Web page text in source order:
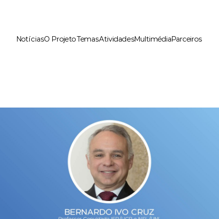
NotíciasO ProjetoTemasAtividadesMultimédiaParceiros